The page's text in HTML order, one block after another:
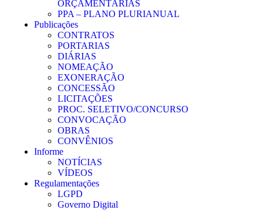
ORÇAMENTÁRIAS
PPA – PLANO PLURIANUAL
Publicações
CONTRATOS
PORTARIAS
DIÁRIAS
NOMEAÇÃO
EXONERAÇÃO
CONCESSÃO
LICITAÇÕES
PROC. SELETIVO/CONCURSO
CONVOCAÇÃO
OBRAS
CONVÊNIOS
Informe
NOTÍCIAS
VÍDEOS
Regulamentações
LGPD
Governo Digital